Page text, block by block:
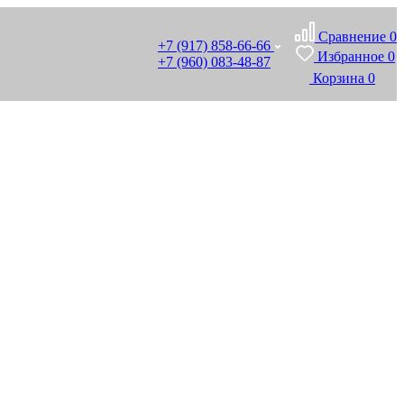
+7 (917) 858-66-66
+7 (960) 083-48-87
Сравнение 0
Избранное 0
Корзина 0